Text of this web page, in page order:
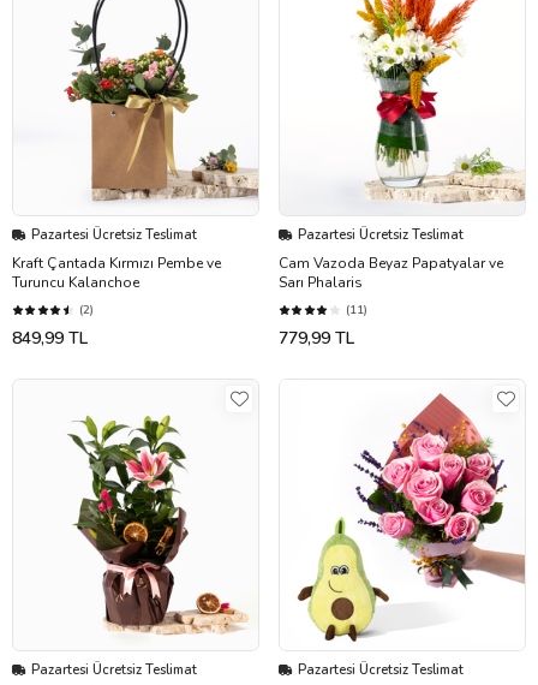
Pazartesi Ücretsiz Teslimat
Kraft Çantada Kırmızı Pembe ve
Turuncu Kalanchoe
(2)
849,99 TL
Pazartesi Ücretsiz Teslimat
Cam Vazoda Beyaz Papatyalar ve
Sarı Phalaris
(11)
779,99 TL
Pazartesi Ücretsiz Teslimat Pazartesi Ücretsiz Teslimat